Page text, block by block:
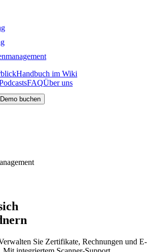
Handbuch im Wiki
FAQÜber uns
Demo buchen
Sie Zertifikate, Rechnungen und E-